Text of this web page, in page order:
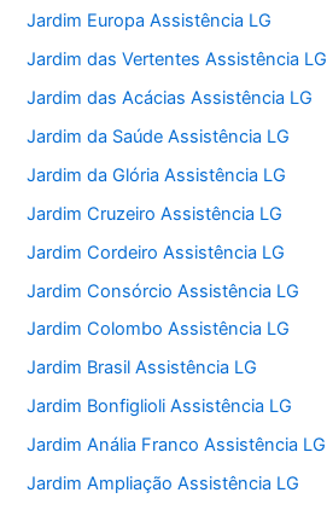
Jardim Europa Assistência LG
Jardim das Vertentes Assistência LG
Jardim das Acácias Assistência LG
Jardim da Saúde Assistência LG
Jardim da Glória Assistência LG
Jardim Cruzeiro Assistência LG
Jardim Cordeiro Assistência LG
Jardim Consórcio Assistência LG
Jardim Colombo Assistência LG
Jardim Brasil Assistência LG
Jardim Bonfiglioli Assistência LG
Jardim Anália Franco Assistência LG
Jardim Ampliação Assistência LG